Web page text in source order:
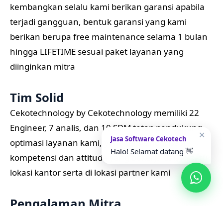
kembangkan selalu kami berikan garansi apabila
terjadi gangguan, bentuk garansi yang kami
berikan berupa free maintenance selama 1 bulan
hingga LIFETIME sesuai paket layanan yang
diinginkan mitra
Tim Solid
Cekotechnology by Cekotechnology memiliki 22
Engineer, 7 analis, dan 10 SDM tetap pendukung
optimasi layanan kami, yang terstandarisasi
kompetensi dan attitude yang bekerja dalam satu
lokasi kantor serta di lokasi partner kami
✕
Jasa Software Cekotech
Halo! Selamat datang 👋